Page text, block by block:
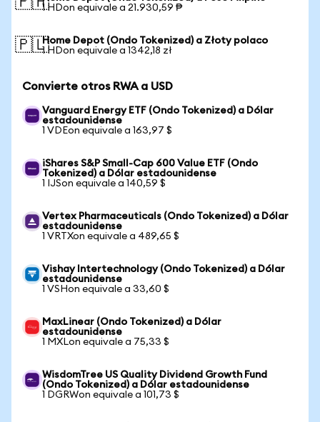
1 HDon equivale a 21.930,59 ₱
🇵🇱Home Depot (Ondo Tokenized) a Złoty polaco
1 HDon equivale a 1342,18 zł
Convierte otros RWA a USD
Vanguard Energy ETF (Ondo Tokenized) a Dólar
estadounidense
1 VDEon equivale a 163,97 $
iShares S&P Small-Cap 600 Value ETF (Ondo
Tokenized) a Dólar estadounidense
1 IJSon equivale a 140,59 $
Vertex Pharmaceuticals (Ondo Tokenized) a Dólar
estadounidense
1 VRTXon equivale a 489,65 $
Vishay Intertechnology (Ondo Tokenized) a Dólar
estadounidense
1 VSHon equivale a 33,60 $
MaxLinear (Ondo Tokenized) a Dólar
estadounidense
1 MXLon equivale a 75,33 $
WisdomTree US Quality Dividend Growth Fund
(Ondo Tokenized) a Dólar estadounidense
1 DGRWon equivale a 101,73 $